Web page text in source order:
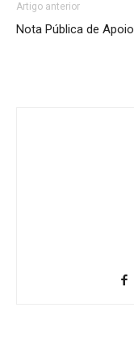
Artigo anterior
Nota Pública de Apoio